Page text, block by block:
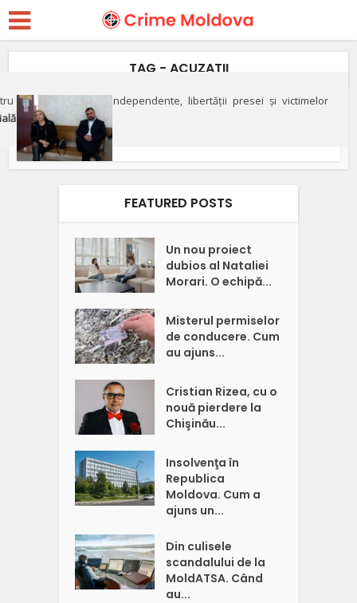
apărarea justiției independente, libertății presei și victimelor
TAG - ACUZATII
Social
FEATURED POSTS
Un nou proiect
dubios al Nataliei
Morari. O echipă...
Misterul permiselor
de conducere. Cum
au ajuns...
Cristian Rizea, cu o
nouă pierdere la
Chişinău...
Insolvenţa în
Republica
Moldova. Cum a
ajuns un...
Din culisele
scandalului de la
MoldATSA. Când
au...